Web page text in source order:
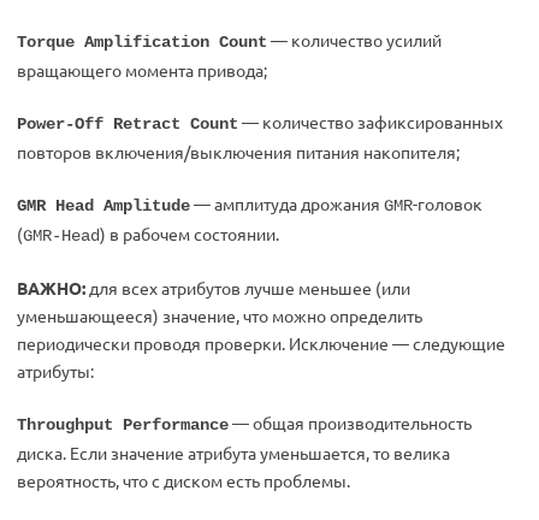
Torque Amplification Count — количество усилий
вращающего момента привода;
Power-Off Retract Count — количество зафиксированных
повторов включения/выключения питания накопителя;
GMR Head Amplitude— амплитуда дрожания GMR-головок
(GMR-Head) в рабочем состоянии.
ВАЖНО: для всех атрибутов лучше меньшее (или
уменьшающееся) значение, что можно определить
периодически проводя проверки. Исключение — следующие
атрибуты:
Throughput Performance— общая производительность
диска. Если значение атрибута уменьшается, то велика
вероятность, что с диском есть проблемы.